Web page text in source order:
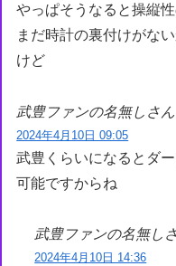
やっぱそうなると操縦
まだ時計の裏付けがな
けど
武豊ファンの名無しさん
2024年4月10日 09:05
武豊くらいになるとダ
可能ですからね
武豊ファンの名無し
2024年4月10日 14:36